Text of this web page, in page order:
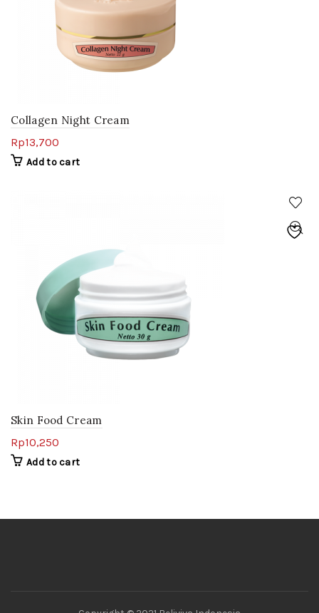
Collagen Night Cream
Rp13,700
Add to cart
Skin Food Cream
Rp10,250
Add to cart